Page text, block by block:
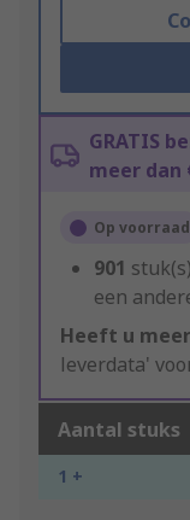
GRATIS
meer dan
Op voorraad
901
een
Heeft u
leverdata'
Aantal stuks
1 +